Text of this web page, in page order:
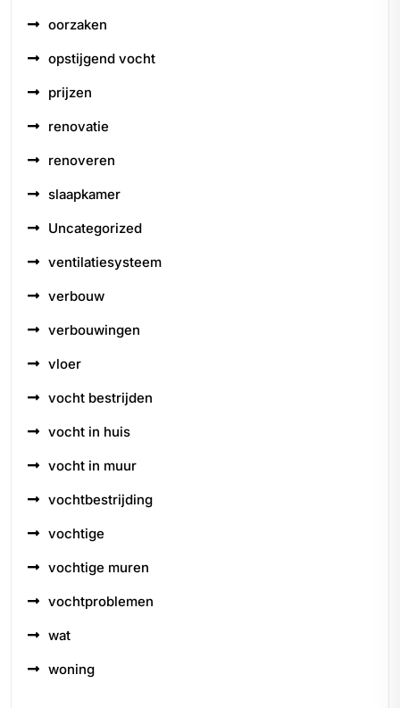
oorzaken
opstijgend vocht
prijzen
renovatie
renoveren
slaapkamer
Uncategorized
ventilatiesysteem
verbouw
verbouwingen
vloer
vocht bestrijden
vocht in huis
vocht in muur
vochtbestrijding
vochtige
vochtige muren
vochtproblemen
wat
woning